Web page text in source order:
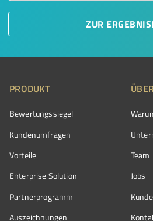
ZUR
PRODUKT
Bewertungssiegel
Kundenumfragen
Vorteile
Enterprise Solution
Partnerprogramm
Auszeichnungen
Team
Jobs